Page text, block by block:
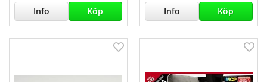
Info Köp Info Köp